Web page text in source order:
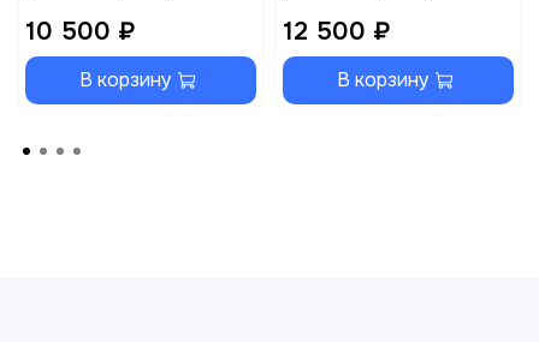
10 500 ₽
В корзину
12 500 ₽
В корзину